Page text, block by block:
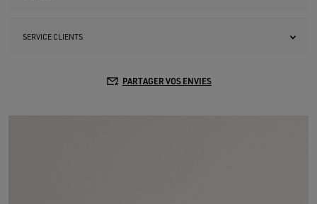
SERVICE CLIENTS
PARTAGER VOS ENVIES